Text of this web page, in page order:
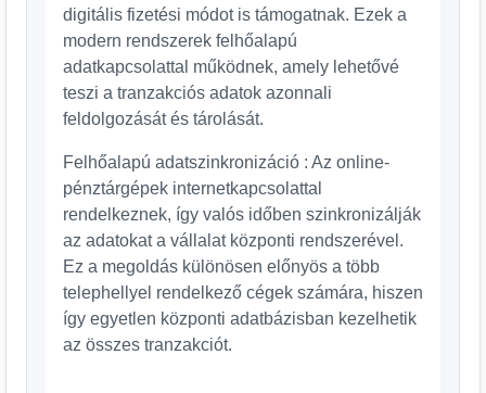
digitális fizetési módot is támogatnak. Ezek a
modern rendszerek felhőalapú
adatkapcsolattal működnek, amely lehetővé
teszi a tranzakciós adatok azonnali
feldolgozását és tárolását.
Felhőalapú adatszinkronizáció : Az online-
pénztárgépek internetkapcsolattal
rendelkeznek, így valós időben szinkronizálják
az adatokat a vállalat központi rendszerével.
Ez a megoldás különösen előnyös a több
telephellyel rendelkező cégek számára, hiszen
így egyetlen központi adatbázisban kezelhetik
az összes tranzakciót.